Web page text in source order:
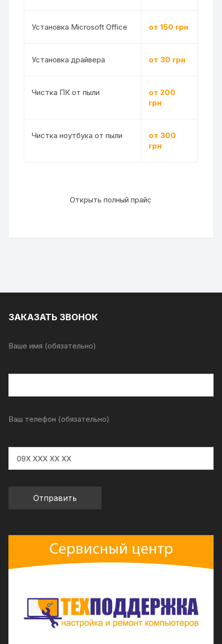
Установка Microsoft Office от 150 грн
Установка драйвера от 30 грн
Чистка ПК от пыли
от 200
грн
Чистка ноутбука от пыли
от 300
грн
Открыть полный прайс
ЗАКАЗАТЬ ЗВОНОК
Ваше имя (обязательно)
Ваш телефон (обязательно)